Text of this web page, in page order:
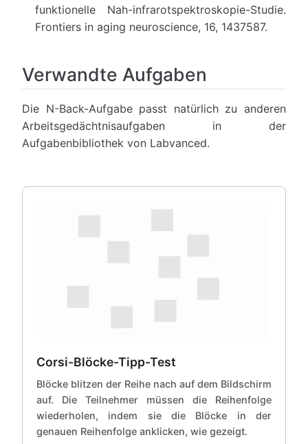
funktionelle Nah-infrarotspektroskopie-Studie.
Frontiers in aging neuroscience, 16, 1437587.
Verwandte Aufgaben
Die N-Back-Aufgabe passt natürlich zu anderen
Arbeitsgedächtnisaufgaben in der
Aufgabenbibliothek von Labvanced.
Corsi-Blöcke-Tipp-Test
Blöcke blitzen der Reihe nach auf dem Bildschirm
auf. Die Teilnehmer müssen die Reihenfolge
wiederholen, indem sie die Blöcke in der
genauen Reihenfolge anklicken, wie gezeigt.